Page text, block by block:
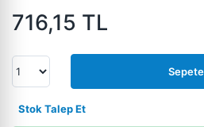
716,15 TL
Stok Talep Et